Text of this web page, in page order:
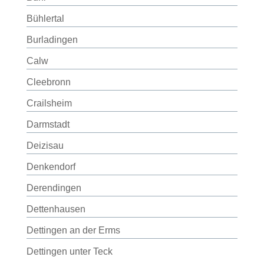
Bühlertal
Burladingen
Calw
Cleebronn
Crailsheim
Darmstadt
Deizisau
Denkendorf
Derendingen
Dettenhausen
Dettingen an der Erms
Dettingen unter Teck